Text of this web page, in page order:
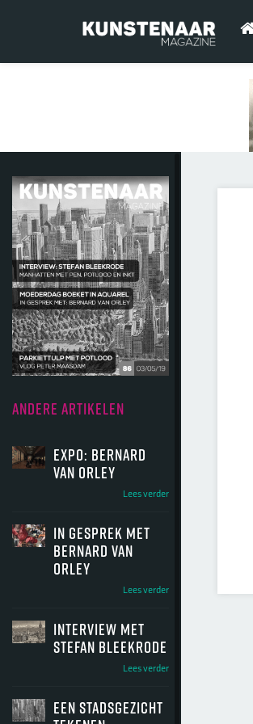
ANDERE ARTIKELEN
Expo: Bernard
van Orley
Lees verder
In gesprek met
Bernard van
Orley
Lees verder
Interview met
Stefan Bleekrode
Lees verder
Een stadsgezicht